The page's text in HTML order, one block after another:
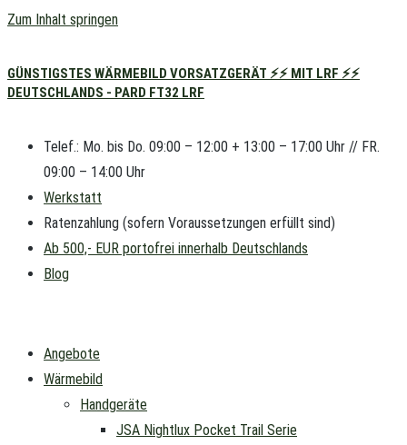
Zum Inhalt springen
GÜNSTIGSTES WÄRMEBILD VORSATZGERÄT ⚡⚡ MIT LRF ⚡⚡
DEUTSCHLANDS - PARD FT32 LRF
Telef.: Mo. bis Do. 09:00 – 12:00 + 13:00 – 17:00 Uhr // FR.
09:00 – 14:00 Uhr
Werkstatt
Ratenzahlung (sofern Voraussetzungen erfüllt sind)
Ab 500,- EUR portofrei innerhalb Deutschlands
Blog
Angebote
Wärmebild
Handgeräte
JSA Nightlux Pocket Trail Serie